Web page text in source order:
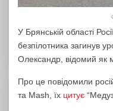
У Брянській області
безпілотника загинув
Олександр, відомий як
Про це повідомили
та Mash, їх цитує